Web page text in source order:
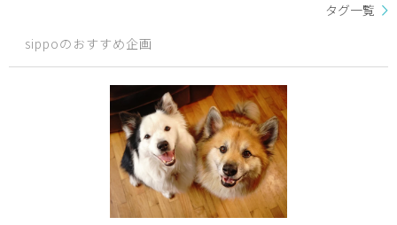
タグ一覧
sippoのおすすめ企画